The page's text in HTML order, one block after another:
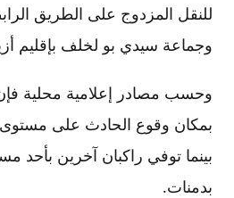
للنقل المزدوج على الطريق
وجماعة سيدي بو لخلف بإقليم
بمكان وقوع الحادث على مستوى
بينما توفي راكبان آخرين بأحد
بدمنات.